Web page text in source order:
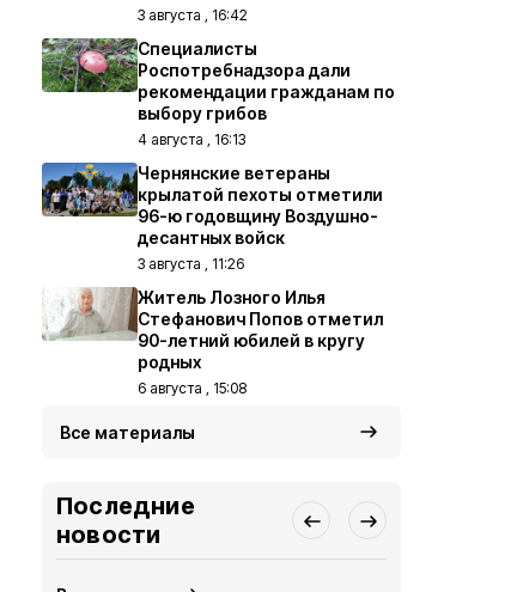
3 августа , 16:42
Специалисты
Роспотребнадзора дали
рекомендации гражданам по
выбору грибов
4 августа , 16:13
Чернянские ветераны
крылатой пехоты отметили
96-ю годовщину Воздушно-
десантных войск
3 августа , 11:26
Житель Лозного Илья
Стефанович Попов отметил
90-летний юбилей в кругу
родных
6 августа , 15:08
Все материалы
Последние
новости